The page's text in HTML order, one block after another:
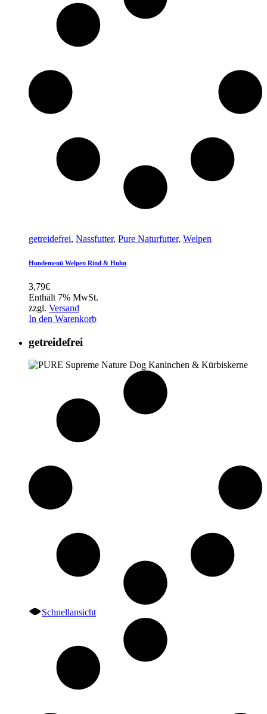
getreidefrei, Nassfutter, Pure Naturfutter, Welpen
Hundemenü Welpen Rind & Huhn
3,79€
Enthält 7% MwSt.
zzgl. Versand
In den Warenkorb
getreidefrei
Schnellansicht